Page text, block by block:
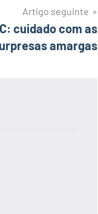
Artigo seguinte
cuidado com as
amargas